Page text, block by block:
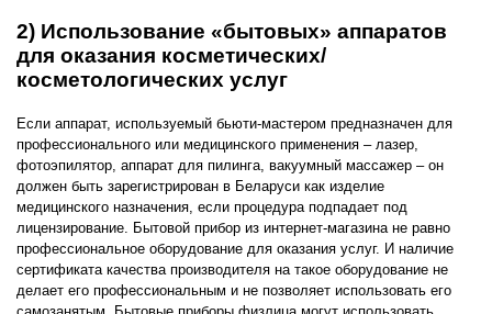
2) Использование «бытовых» аппаратов
для оказания косметических/
косметологических услуг
Если аппарат, используемый бьюти-мастером предназначен для
профессионального или медицинского применения – лазер,
фотоэпилятор, аппарат для пилинга, вакуумный массажер – он
должен быть зарегистрирован в Беларуси как изделие
медицинского назначения, если процедура подпадает под
лицензирование. Бытовой прибор из интернет-магазина не равно
профессиональное оборудование для оказания услуг. И наличие
сертификата качества производителя на такое оборудование не
делает его профессиональным и не позволяет использовать его